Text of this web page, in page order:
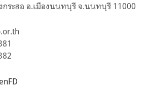
ระสอ อ.เมืองนนทบุรี จ.นนทบุรี 11000